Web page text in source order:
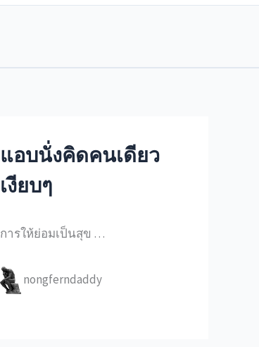
แอบนั่งคิดคนเดียว
เงียบๆ
การให้ย่อมเป็นสุข …
nongferndaddy